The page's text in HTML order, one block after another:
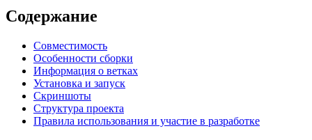
Содержание
Совместимость
Особенности сборки
Информация о ветках
Установка и запуск
Скриншоты
Структура проекта
Правила использования и участие в разработке